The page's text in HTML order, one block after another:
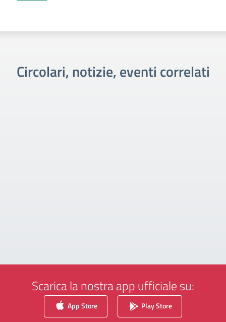
Circolari, notizie, eventi correlati
Scarica la nostra app ufficiale su:
App Store Play Store